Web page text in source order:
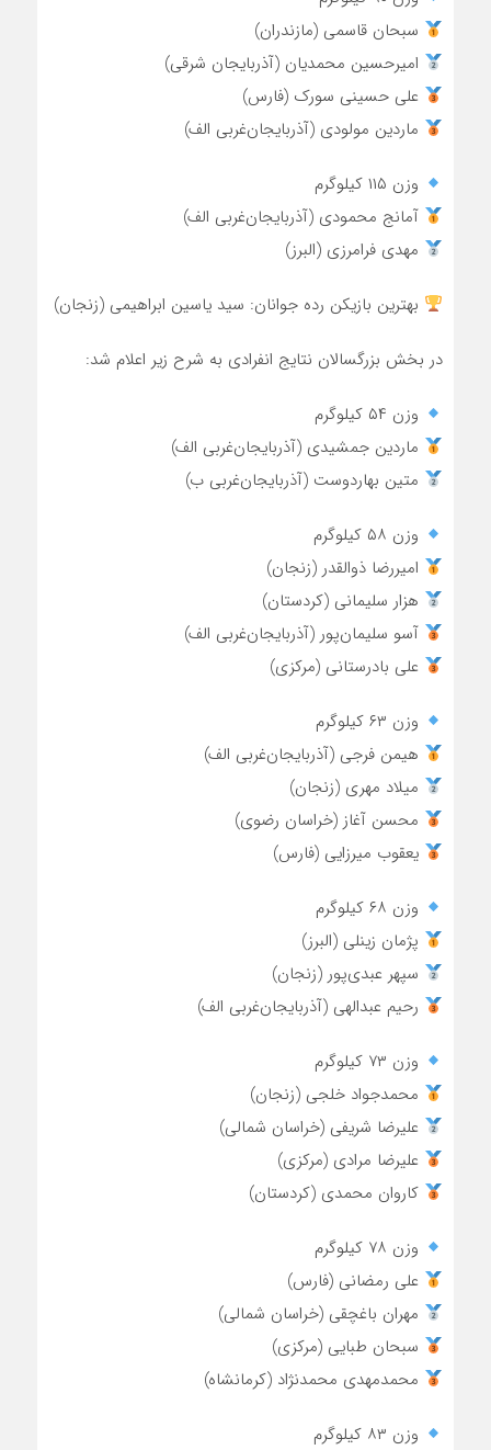
سبحان قاسمی (مازندران)
امیرحسین محمدیان (آذربایجان شرقی)
علی حسینی سورک (فارس)
ماردین مولودی (آذربایجان‌غربی الف)
وزن ۱۱۵ کیلوگرم
آمانج محمودی (آذربایجان‌غربی الف)
مهدی فرامرزی (البرز)
بهترین بازیکن رده جوانان: سید یاسین ابراهیمی (زنجان)
در بخش بزرگسالان نتایج انفرادی به شرح زیر اعلام شد:
وزن ۵۴ کیلوگرم
ماردین جمشیدی (آذربایجان‌غربی الف)
متین بهاردوست (آذربایجان‌غربی ب)
وزن ۵۸ کیلوگرم
امیررضا ذوالقدر (زنجان)
هزار سلیمانی (کردستان)
آسو سلیمان‌پور (آذربایجان‌غربی الف)
علی بادرستانی (مرکزی)
وزن ۶۳ کیلوگرم
هیمن فرجی (آذربایجان‌غربی الف)
میلاد مهری (زنجان)
محسن آغاز (خراسان رضوی)
یعقوب میرزایی (فارس)
وزن ۶۸ کیلوگرم
پژمان زینلی (البرز)
سپهر عبدی‌پور (زنجان)
رحیم عبدالهی (آذربایجان‌غربی الف)
وزن ۷۳ کیلوگرم
محمدجواد خلجی (زنجان)
علیرضا شریفی (خراسان شمالی)
علیرضا مرادی (مرکزی)
کاروان محمدی (کردستان)
وزن ۷۸ کیلوگرم
علی رمضانی (فارس)
مهران باغچقی (خراسان شمالی)
سبحان طبایی (مرکزی)
محمدمهدی محمدنژاد (کرمانشاه)
وزن ۸۳ کیلوگرم